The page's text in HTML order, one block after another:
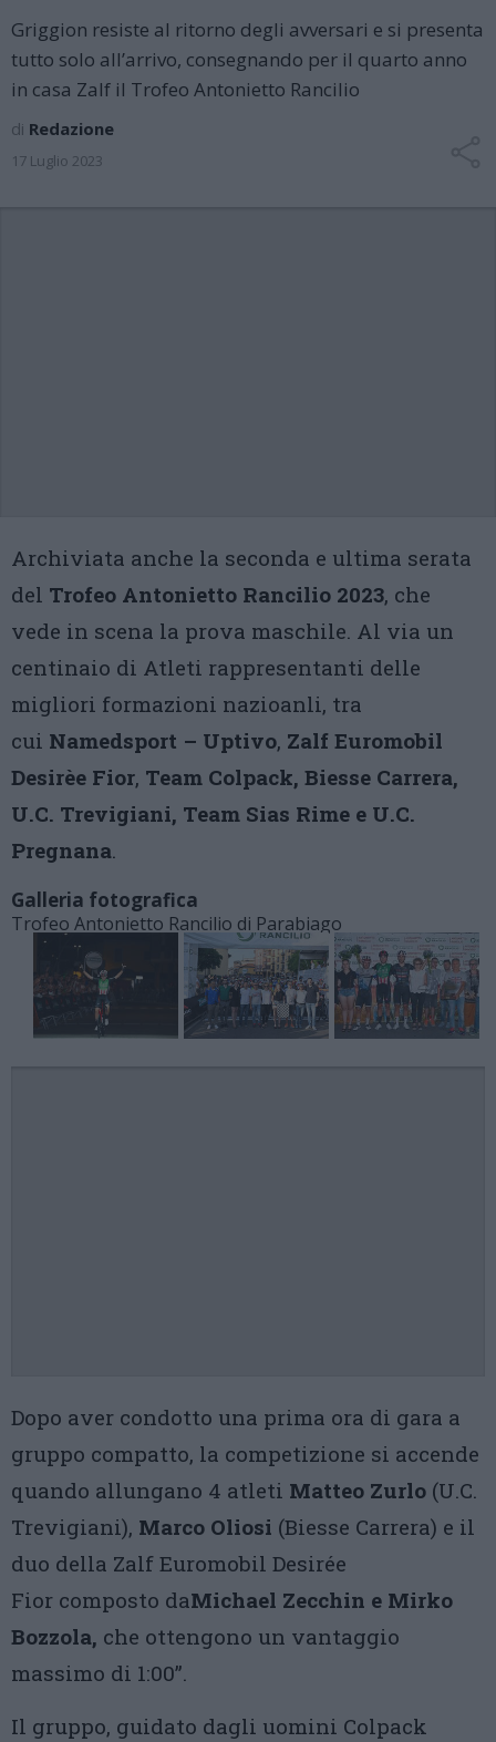
Griggion resiste al ritorno degli avversari e si presenta
tutto solo all’arrivo, consegnando per il quarto anno
in casa Zalf il Trofeo Antonietto Rancilio
di Redazione
17 Luglio 2023
Archiviata anche la seconda e ultima serata
del Trofeo Antonietto Rancilio 2023, che
vede in scena la prova maschile. Al via un
centinaio di Atleti rappresentanti delle
migliori formazioni nazioanli, tra
cui Namedsport – Uptivo, Zalf Euromobil
Desirèe Fior, Team Colpack, Biesse Carrera,
U.C. Trevigiani, Team Sias Rime e U.C.
Pregnana.
Galleria fotografica
Trofeo Antonietto Rancilio di Parabiago
Dopo aver condotto una prima ora di gara a
gruppo compatto, la competizione si accende
quando allungano 4 atleti Matteo Zurlo (U.C.
Trevigiani), Marco Oliosi (Biesse Carrera) e il
duo della Zalf Euromobil Desirée
Fior composto daMichael Zecchin e Mirko
Bozzola, che ottengono un vantaggio
massimo di 1:00”.
Il gruppo, guidato dagli uomini Colpack